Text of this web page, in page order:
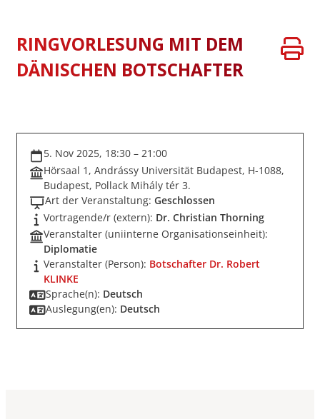
RINGVORLESUNG MIT DEM
DÄNISCHEN BOTSCHAFTER
5. Nov 2025, 18:30 – 21:00
Hörsaal 1, Andrássy Universität Budapest, H-1088,
Budapest, Pollack Mihály tér 3.
Art der Veranstaltung: Geschlossen
Vortragende/r (extern): Dr. Christian Thorning
Veranstalter (uniinterne Organisationseinheit):
Diplomatie
Veranstalter (Person): Botschafter Dr. Robert
KLINKE
Sprache(n): Deutsch
Auslegung(en): Deutsch